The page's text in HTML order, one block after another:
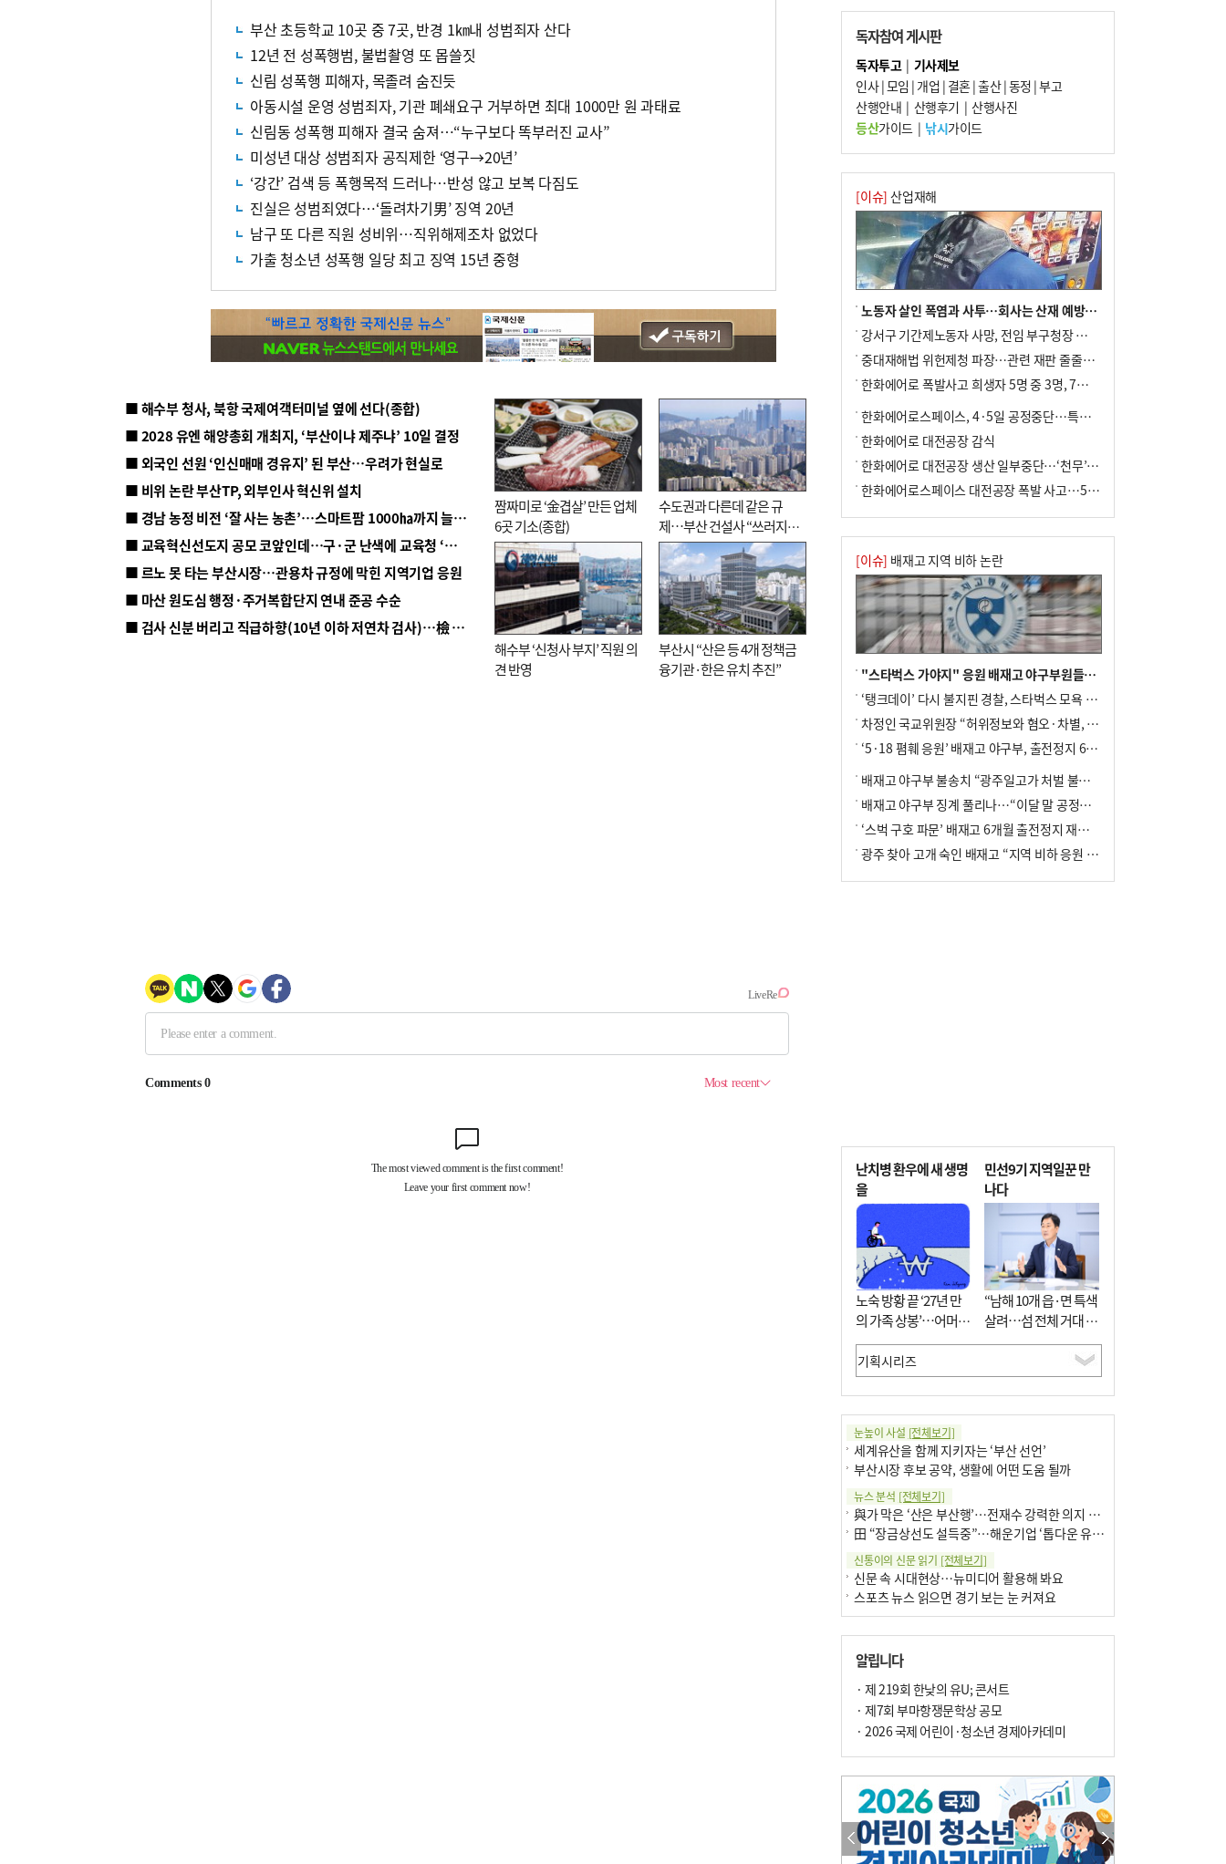
부산 초등학교 10곳 중 7곳, 반경 1㎞내 성범죄자 산다
12년 전 성폭행범, 불법촬영 또 몹쓸짓
신림 성폭행 피해자, 목졸려 숨진듯
아동시설 운영 성범죄자, 기관 폐쇄요구 거부하면 최대 1000만 원 과태료
신림동 성폭행 피해자 결국 숨져…“누구보다 똑부러진 교사”
미성년 대상 성범죄자 공직제한 ‘영구→20년’
‘강간’ 검색 등 폭행목적 드러나…반성 않고 보복 다짐도
진실은 성범죄였다…‘돌려차기男’ 징역 20년
남구 또 다른 직원 성비위…직위해제조차 없었다
가출 청소년 성폭행 일당 최고 징역 15년 중형
■ 해수부 청사, 북항 국제여객터미널 옆에 선다(종합)
■ 2028 유엔 해양총회 개최지, ‘부산이냐 제주냐’ 10일 결정
■ 외국인 선원 ‘인신매매 경유지’ 된 부산…우려가 현실로
■ 비위 논란 부산TP, 외부인사 혁신위 설치
■ 경남 농정 비전 ‘잘 사는 농촌’…스마트팜 1000㏊까지 늘린다
■ 교육혁신선도지 공모 코앞인데…구·군 난색에 교육청 ‘쩔쩔’
■ 르노 못 타는 부산시장…관용차 규정에 막힌 지역기업 응원
■ 마산 원도심 행정·주거복합단지 연내 준공 수순
■ 검사 신분 버리고 직급하향(10년 이하 저연차 검사)…檢 중수청행 기피
짬짜미로 ‘金겹살’ 만든 업체
6곳 기소(종합)
수도권과 다른데 같은 규
제…부산 건설사 “쓰러지기
직전”
해수부 ‘신청사 부지’ 직원 의
견 반영
부산시 “산은 등 4개 정책금
융기관·한은 유치 추진”
7
부울경 주말부터 비소식…‘극한 폭염’ 한풀
꺾일 듯
8
[사설] 해수부 신청사 북항으로 확정, 해양
수도 도약의 전환점
9
외국인 선원 ‘인신매매 경유지’ 된 부산…
우려가 현실로
10 르노 못 타는 부산시장…관용차 규정에 막
힌 지역기업 응원
독자참여 게시판
독자투고| 기사제보
인사|모임 | 개업 | 결혼|출산|동정 |부고
산행안내 | 산행후기 | 산행사진
등산가이드| 낚시가이드
[이슈] 산업재해
노동자 살인 폭염과 사투…회사는 산재 예방·전기료 절감 전력
강서구 기간제노동자 사망, 전임 부구청장 檢 송치
중대재해법 위헌제청 파장…관련 재판 줄줄이 브레이크
한화에어로 폭발사고 희생자 5명 중 3명, 7일 영면
한화에어로스페이스, 4·5일 공정중단…특별 안전점검
한화에어로 대전공장 감식
한화에어로 대전공장 생산 일부중단…‘천무’ 수출 비상
한화에어로스페이스 대전공장 폭발 사고…5명 사망·2명 부상(종합)
[이슈] 배재고 지역 비하 논란
"스타벅스 가야지" 응원 배재고 야구부원들, 학교서 징계 처분
‘탱크데이’ 다시 불지핀 경찰, 스타벅스 모욕 혐의 압수수색
차정인 국교위원장 “허위정보와 혐오·차별, 학교 교실까지 유입"
‘5·18 폄훼 응원’ 배재고 야구부, 출전정지 6개월→1개월 감경
배재고 야구부 불송치 “광주일고가 처벌 불원 의사 표해”
배재고 야구부 징계 풀리나…“이달 말 공정위서 재심의”
‘스벅 구호 파문’ 배재고 6개월 출전정지 재심 신청키로
광주 찾아 고개 숙인 배재고 “지역 비하 응원 잘못”(종합)
난치병 환우에 새 생명
을
노숙 방황 끝 ‘27년 만
의 가족 상봉’…어머니
와 행복 꿈꿔
민선9기 지역일꾼 만
나다
“남해 10개 읍·면 특색
살려…섬 전체 거대 정
원으로 조성”
눈높이 사설 [전체보기]
세계유산을 함께 지키자는 ‘부산 선언’
부산시장 후보 공약, 생활에 어떤 도움 될까
뉴스 분석 [전체보기]
與가 막은 ‘산은 부산행’…전재수 강력한 의지 표명 없인 공염불
田 “장금상선도 설득중”…해운기업 ‘톱다운 유치전’ 가속
신통이의 신문 읽기 [전체보기]
신문 속 시대현상…뉴미디어 활용해 봐요
스포츠 뉴스 읽으면 경기 보는 눈 커져요
구·군 승진 축하화분 관행 없애자니 소상공인 울상
팩트체크[전체보기]
의령 한우산 털중나리
한 손 뉴스[전체보기]
시민이 개발한 폭염 대응 앱 ‘그늘로’ 길안내 지도 등 인기
골목 맛집 발굴 고메 셀렉션…부산시, 페스티벌 시월 연계
알립니다
· 제 219회 한낮의 유U; 콘서트
· 제7회 부마항쟁문학상 공모
· 2026 국제 어린이·청소년 경제아카데미